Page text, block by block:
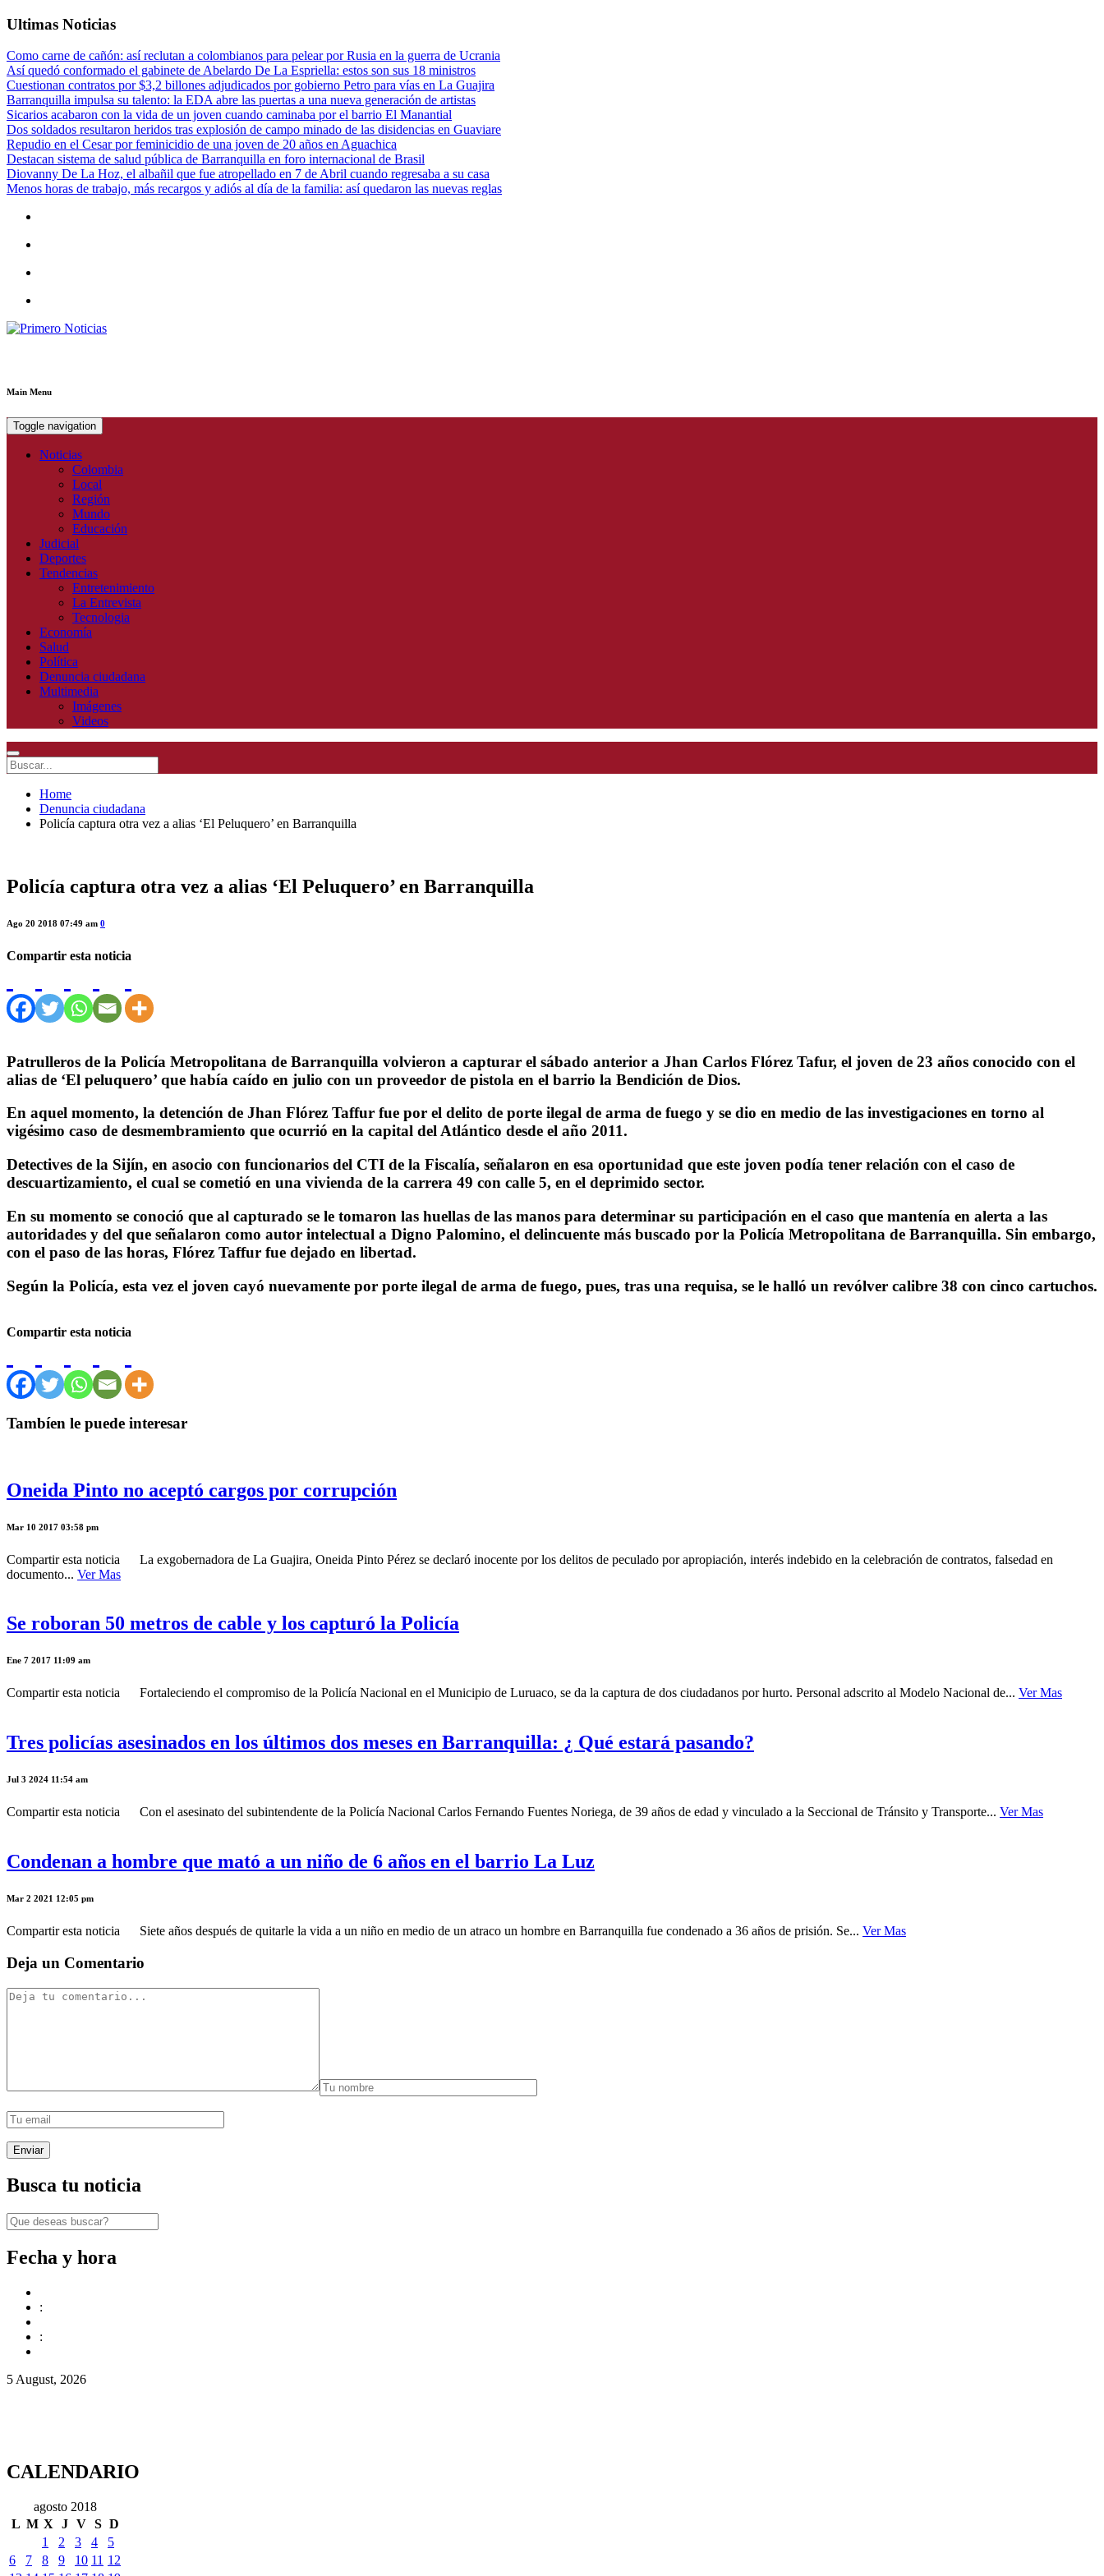
Ultimas Noticias
Como carne de cañón: así reclutan a colombianos para pelear por Rusia en la guerra de Ucrania
Así quedó conformado el gabinete de Abelardo De La Espriella: estos son sus 18 ministros
Cuestionan contratos por $3,2 billones adjudicados por gobierno Petro para vías en La Guajira
Barranquilla impulsa su talento: la EDA abre las puertas a una nueva generación de artistas
Sicarios acabaron con la vida de un joven cuando caminaba por el barrio El Manantial
Dos soldados resultaron heridos tras explosión de campo minado de las disidencias en Guaviare
Repudio en el Cesar por feminicidio de una joven de 20 años en Aguachica
Destacan sistema de salud pública de Barranquilla en foro internacional de Brasil
Diovanny De La Hoz, el albañil que fue atropellado en 7 de Abril cuando regresaba a su casa
Menos horas de trabajo, más recargos y adiós al día de la familia: así quedaron las nuevas reglas
Main Menu
Toggle navigation
Noticias
Colombia
Local
Región
Mundo
Educación
Judicial
Deportes
Tendencias
Entretenimiento
La Entrevista
Tecnologia
Economía
Salud
Política
Denuncia ciudadana
Multimedia
Imágenes
Videos
Home
Denuncia ciudadana
Policía captura otra vez a alias ‘El Peluquero’ en Barranquilla
Policía captura otra vez a alias ‘El Peluquero’ en Barranquilla
Ago 20 2018 07:49 am 0
Compartir esta noticia
Patrulleros de la Policía Metropolitana de Barranquilla volvieron a capturar el sábado anterior a Jhan Carlos Flórez Tafur, el joven de 23 años conocido con el
alias de ‘El peluquero’ que había caído en julio con un proveedor de pistola en el barrio la Bendición de Dios.
En aquel momento, la detención de Jhan Flórez Taffur fue por el delito de porte ilegal de arma de fuego y se dio en medio de las investigaciones en torno al
vigésimo caso de desmembramiento que ocurrió en la capital del Atlántico desde el año 2011.
Detectives de la Sijín, en asocio con funcionarios del CTI de la Fiscalía, señalaron en esa oportunidad que este joven podía tener relación con el caso de
descuartizamiento, el cual se cometió en una vivienda de la carrera 49 con calle 5, en el deprimido sector.
En su momento se conoció que al capturado se le tomaron las huellas de las manos para determinar su participación en el caso que mantenía en alerta a las
autoridades y del que señalaron como autor intelectual a Digno Palomino, el delincuente más buscado por la Policía Metropolitana de Barranquilla. Sin embargo,
con el paso de las horas, Flórez Taffur fue dejado en libertad.
Según la Policía, esta vez el joven cayó nuevamente por porte ilegal de arma de fuego, pues, tras una requisa, se le halló un revólver calibre 38 con cinco cartuchos.
Compartir esta noticia
Tambíen le puede interesar
Oneida Pinto no aceptó cargos por corrupción
Mar 10 2017 03:58 pm
Compartir esta noticia La exgobernadora de La Guajira, Oneida Pinto Pérez se declaró inocente por los delitos de peculado por apropiación, interés indebido en la celebración de contratos, falsedad en
documento... Ver Mas
Se roboran 50 metros de cable y los capturó la Policía
Ene 7 2017 11:09 am
Compartir esta noticia Fortaleciendo el compromiso de la Policía Nacional en el Municipio de Luruaco, se da la captura de dos ciudadanos por hurto. Personal adscrito al Modelo Nacional de... Ver Mas
Tres policías asesinados en los últimos dos meses en Barranquilla: ¿ Qué estará pasando?
Jul 3 2024 11:54 am
Compartir esta noticia Con el asesinato del subintendente de la Policía Nacional Carlos Fernando Fuentes Noriega, de 39 años de edad y vinculado a la Seccional de Tránsito y Transporte... Ver Mas
Condenan a hombre que mató a un niño de 6 años en el barrio La Luz
Mar 2 2021 12:05 pm
Compartir esta noticia Siete años después de quitarle la vida a un niño en medio de un atraco un hombre en Barranquilla fue condenado a 36 años de prisión. Se... Ver Mas
Deja un Comentario
Busca tu noticia
Fecha y hora
:
:
5 August, 2026
CALENDARIO
agosto 2018
L M X J V S D
1
2 3 4
5
6
7 8 9 10 11 12